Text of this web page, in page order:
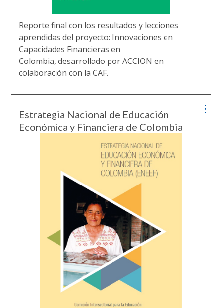
Reporte final con los resultados y lecciones
aprendidas del proyecto: Innovaciones en
Capacidades Financieras en
Colombia, desarrollado por ACCION en
colaboración con la CAF.
Estrategia Nacional de Educación
Económica y Financiera de Colombia